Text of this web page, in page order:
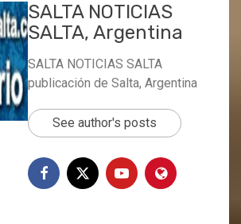
SALTA NOTICIAS
SALTA, Argentina
SALTA NOTICIAS SALTA
publicación de Salta, Argentina
See author's posts